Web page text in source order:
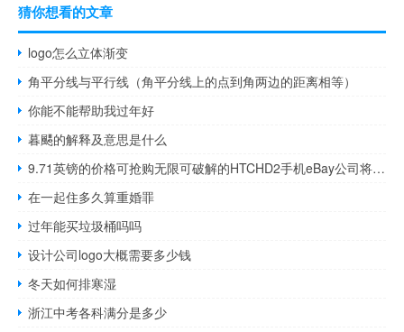
猜你想看的文章
logo怎么立体渐变
角平分线与平行线（角平分线上的点到角两边的距离相等）
你能不能帮助我过年好
暮颸的解释及意思是什么
9.71英镑的价格可抢购无限可破解的HTCHD2手机eBay公司将免费送货
在一起住多久算重婚罪
过年能买垃圾桶吗吗
设计公司logo大概需要多少钱
冬天如何排寒湿
浙江中考各科满分是多少